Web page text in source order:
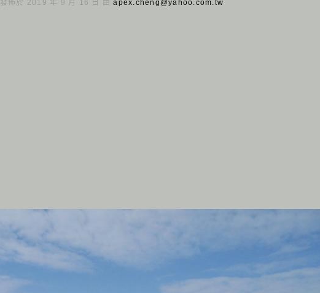
發佈於 2019 年 9 月 16 日 由apex.cheng@yahoo.com.tw